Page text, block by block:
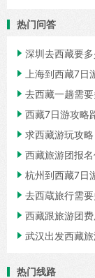
热门问答
 深圳去西藏要多
 上海到西藏7日
 去西藏一趟需要
 西藏7日游攻略
 求西藏游玩攻略
 西藏旅游团报
 杭州到西藏7日
 去西蔵旅行需要
 西藏跟旅游团费
 武汉出发西藏
热门线路